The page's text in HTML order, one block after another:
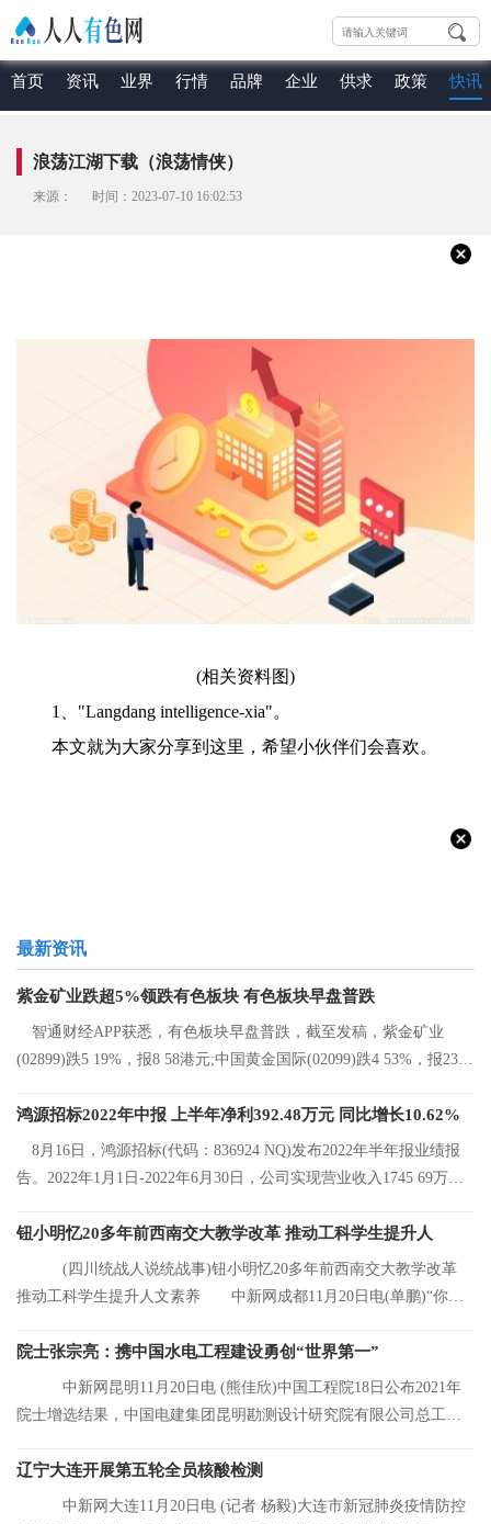
首页 资讯 业界 行情 品牌 企业 供求 政策 快讯
浪荡江湖下载（浪荡情侠）
来源： 时间：2023-07-10 16:02:53
(相关资料图)
1、"Langdang intelligence-xia"。
本文就为大家分享到这里，希望小伙伴们会喜欢。
最新资讯
紫金矿业跌超5%领跌有色板块 有色板块早盘普跌
智通财经APP获悉，有色板块早盘普跌，截至发稿，紫金矿业
(02899)跌5 19%，报8 58港元;中国黄金国际(02099)跌4 53%，报23 2
鸿源招标2022年中报 上半年净利392.48万元 同比增长10.62%
8月16日，鸿源招标(代码：836924 NQ)发布2022年半年报业绩报
告。2022年1月1日-2022年6月30日，公司实现营业收入1745 69万
钮小明忆20多年前西南交大教学改革 推动工科学生提升人
(四川统战人说统战事)钮小明忆20多年前西南交大教学改革
推动工科学生提升人文素养 中新网成都11月20日电(单鹏)“你们
院士张宗亮：携中国水电工程建设勇创“世界第一”
中新网昆明11月20日电 (熊佳欣)中国工程院18日公布2021年
院士增选结果，中国电建集团昆明勘测设计研究院有限公司总工程
辽宁大连开展第五轮全员核酸检测
中新网大连11月20日电 (记者 杨毅)大连市新冠肺炎疫情防控